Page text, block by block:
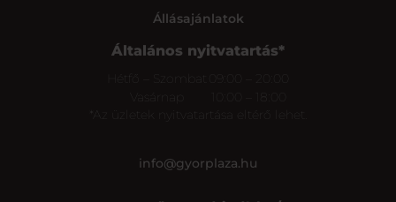
Állásajánlatok
Általános nyitvatartás*
*Az üzletek nyitvatartása eltérő lehet.
info@gyorplaza.hu